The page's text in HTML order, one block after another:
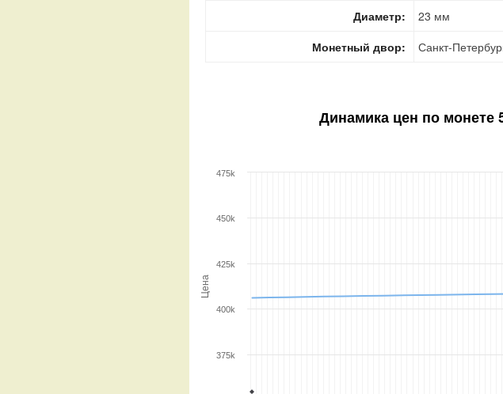
Диаметр:
23 мм
Монетный двор:
Санкт-
Динамика цен по монете
Цена
375k
400k
425k
450k
475k